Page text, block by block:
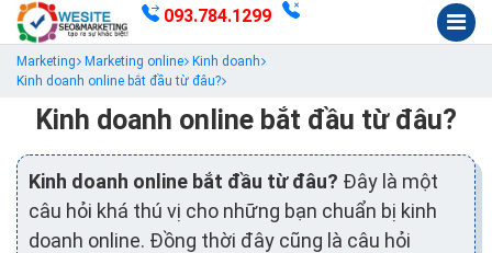
093.784.1299
Marketing Marketing online
Kinh doanh
Kinh doanh online bắt đầu từ đâu?
Kinh doanh online bắt đầu từ đâu?
Kinh doanh online bắt đầu từ đâu? Đây là một
câu hỏi khá thú vị cho những bạn chuẩn bị kinh
doanh online. Đồng thời đây cũng là câu hỏi